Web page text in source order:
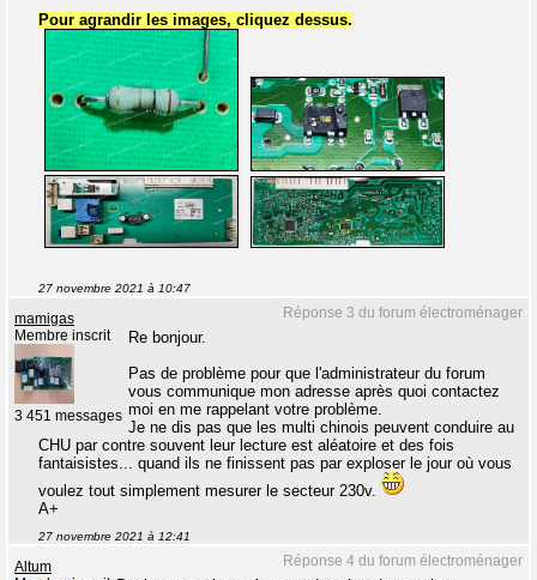
Pour agrandir les images, cliquez dessus.
27 novembre 2021 à 10:47
Réponse 3 du forum électroménager
mamigas
Membre inscrit
3 451 messages
Re bonjour.
Pas de problème pour que l'administrateur du forum
vous communique mon adresse après quoi contactez
moi en me rappelant votre problème.
Je ne dis pas que les multi chinois peuvent conduire au
CHU par contre souvent leur lecture est aléatoire et des fois
fantaisistes... quand ils ne finissent pas par exploser le jour où vous
voulez tout simplement mesurer le secteur 230v.
A+
27 novembre 2021 à 12:41
Réponse 4 du forum électroménager
Altum